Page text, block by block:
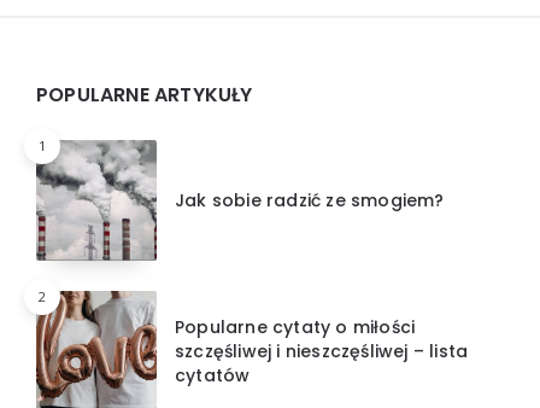
Widgets
POPULARNE ARTYKUŁY
1
Jak sobie radzić ze smogiem?
2
Popularne cytaty o miłości
szczęśliwej i nieszczęśliwej – lista
cytatów